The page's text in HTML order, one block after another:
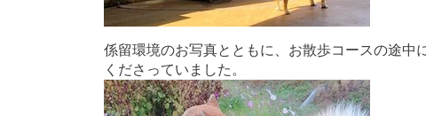
係留環境のお写真とともに、お散歩コースの途中
くださっていました。